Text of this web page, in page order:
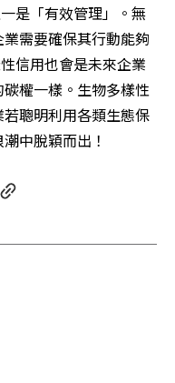
是「有效管理」。無
需要確保其行動能夠
信用也會是未來企業
權一樣。生物多樣性
聰明利用各類生態保
中脫穎而出！